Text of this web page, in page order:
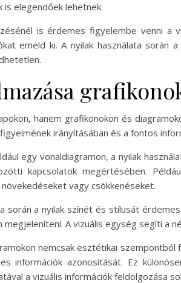
elegendőek lehetnek.
is érdemes figyelembe venni
emeld ki. A nyilak használata
hanem grafikonokon és
irányításában és a fontos
egy vonaldiagramon, a nyilak
kapcsolatok megértésében.
vagy csökkenéseket.
során a nyilak színét és stílusát
megjeleníteni. A vizuális egység segíti a
nemcsak esztétikai
információk azonosítását. Ez
a vizuális információk feldolgozása